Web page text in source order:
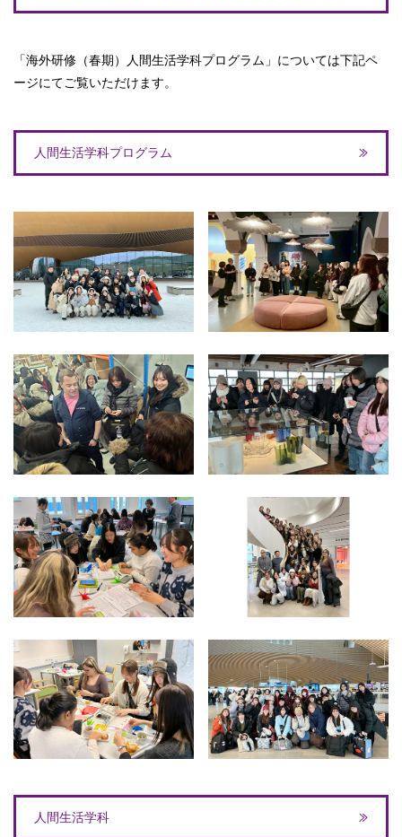
「海外研修（春期）人間生活学科プログラム」については下記ペ
ージにてご覧いただけます。
人間生活学科プログラム
人間生活学科